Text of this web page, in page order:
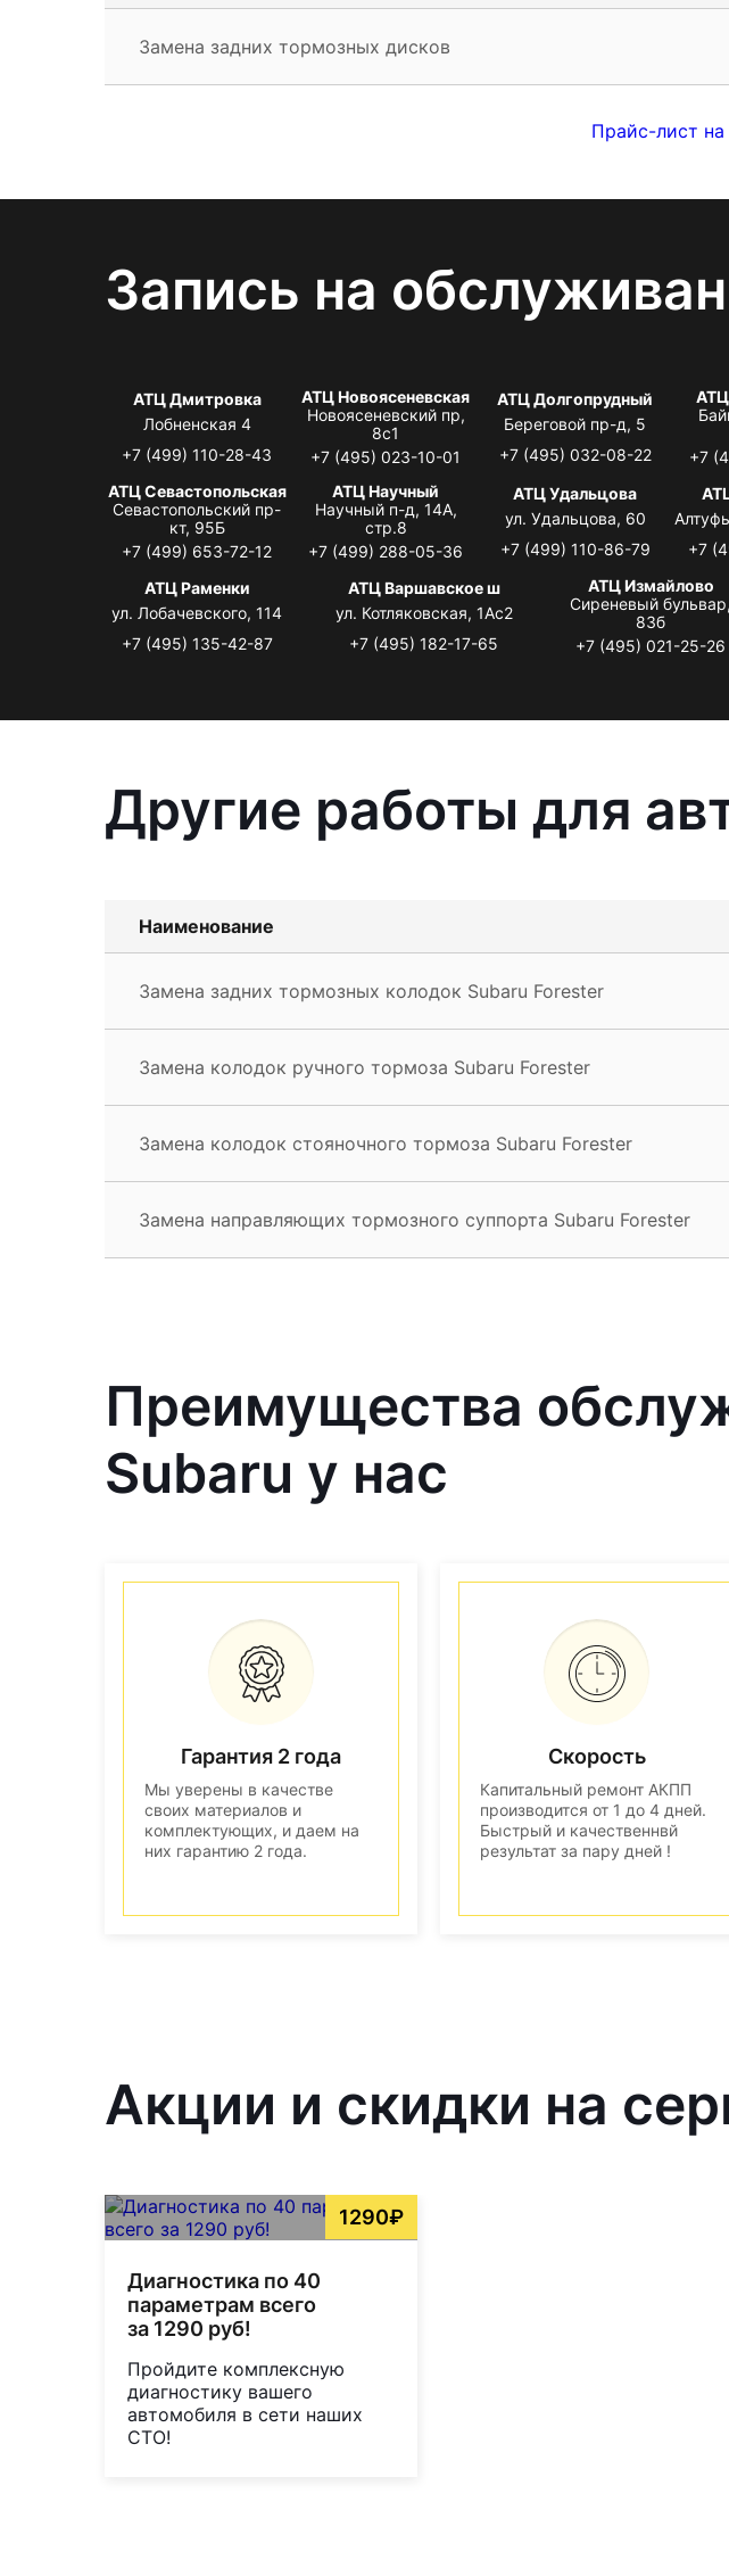
Замена задних тормозных дисков
Прайс-лист
Запись на
АТЦ Дмитровка
Лобненская 4
+7 (499) 110-28-43
АТЦ Новоясеневская
Новоясеневский пр,
8с1
+7 (495) 023-10-01
АТЦ Долгопрудный
Береговой пр-д, 5
+7 (495) 032-08-22
+7
АТЦ Севастопольская
Севастопольский пр-
кт, 95Б
+7 (499) 653-72-12
АТЦ Научный
Научный п-д, 14А,
стр.8
+7 (499) 288-05-36
АТЦ Удальцова
ул. Удальцова, 60
+7 (499) 110-86-79
+7
АТЦ Раменки
ул. Лобачевского, 114
+7 (495) 135-42-87
АТЦ Варшавское ш
ул. Котляковская, 1Ас2
+7 (495) 182-17-65
АТЦ Измайлово
Сиреневый бульвар,
83б
+7 (495) 021-25-26
Другие работы для
Наименование
Замена задних тормозных колодок Subaru Forester
Замена колодок ручного тормоза Subaru Forester
Замена колодок стояночного тормоза Subaru Forester
Замена направляющих тормозного суппорта Subaru Forester
Преимущества
Subaru у нас
Гарантия 2 года
Мы уверены в качестве
своих материалов и
комплектующих, и даем на
них гарантию 2 года.
Скорость
Капитальный ремонт АКПП
производится от 1 до 4 дней.
Быстрый и качественнвй
результат за пару дней !
Акции и скидки на
1290₽
Диагностика по 40
параметрам всего
за 1290 руб!
Пройдите комплексную
диагностику вашего
автомобиля в сети наших
СТО!